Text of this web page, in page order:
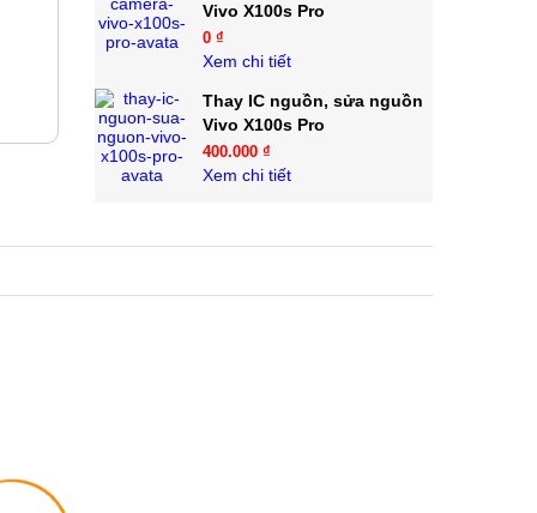
Vivo X100s Pro
0 ₫
Xem chi tiết
Thay IC nguồn, sửa nguồn
Vivo X100s Pro
400.000 ₫
Xem chi tiết